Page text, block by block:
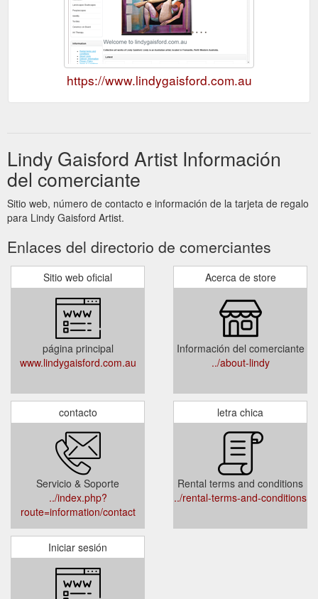
https://www.lindygaisford.com.au
Lindy Gaisford Artist Información
del comerciante
Sitio web, número de contacto e información de la tarjeta de regalo
para Lindy Gaisford Artist.
Enlaces del directorio de comerciantes
Sitio web oficial
página principal
www.lindygaisford.com.au
Acerca de store
Información del comerciante
../about-lindy
contacto
Servicio & Soporte
../index.php?
route=information/contact
letra chica
Rental terms and conditions
../rental-terms-and-conditions
Iniciar sesión